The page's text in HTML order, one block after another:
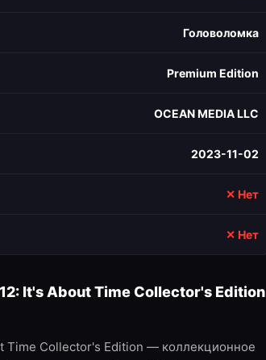
Головоломка
Premium Edition
OCEAN MEDIA LLC
2023-11-02
✕ Нет
✕ Нет
It's About Time Collector's Edition
Time Collector's Edition — коллекционное